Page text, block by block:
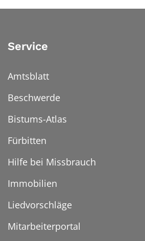
Service
Amtsblatt
Beschwerde
Bistums-Atlas
Fürbitten
Hilfe bei Missbrauch
Immobilien
Liedvorschläge
Mitarbeiterportal